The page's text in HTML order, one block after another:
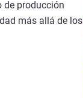
de producción
más allá de los